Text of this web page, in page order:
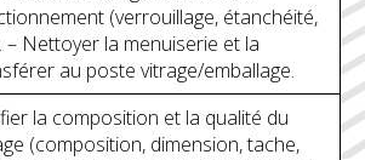
(verrouillage, étanchéité,
– Nettoyer la menuiserie et la
au poste vitrage/emballage.
la composition et la qualité du
(composition, dimension, tache,